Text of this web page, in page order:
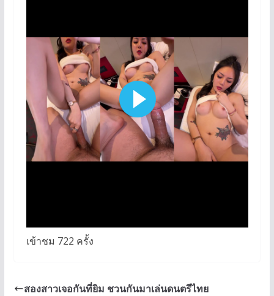
เข้าชม 722 ครั้ง
สองสาวเจอกันที่ยิม ชวนกันมาเล่นดนตรีไทย